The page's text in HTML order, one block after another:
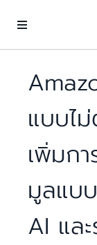
แบบไม่
เพิ่มก
มูลแบ
AI แล